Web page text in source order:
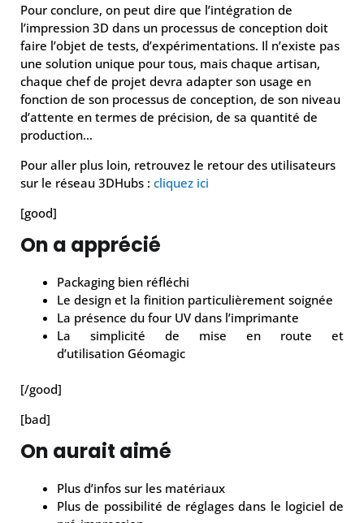
Pour conclure, on peut dire que l’intégration de
l’impression 3D dans un processus de conception doit
faire l’objet de tests, d’expérimentations. Il n’existe pas
une solution unique pour tous, mais chaque artisan,
chaque chef de projet devra adapter son usage en
fonction de son processus de conception, de son niveau
d’attente en termes de précision, de sa quantité de
production…
Pour aller plus loin, retrouvez le retour des utilisateurs
sur le réseau 3DHubs : cliquez ici
[good]
On a apprécié
Packaging bien réfléchi
Le design et la finition particulièrement soignée
La présence du four UV dans l’imprimante
La simplicité de mise en route et
d’utilisation Géomagic
[/good]
[bad]
On aurait aimé
Plus d’infos sur les matériaux
Plus de possibilité de réglages dans le logiciel de